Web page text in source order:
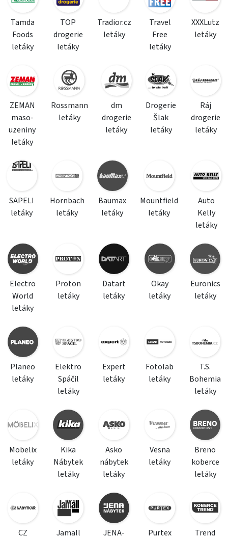
Tamda
Foods
letáky
TOP
drogerie
letáky
Tradior.cz
letáky
Travel
Free
letáky
XXXLutz
letáky
ZEMAN
maso-
uzeniny
letáky
Rossmann
letáky
dm
drogerie
letáky
Drogerie
Šlak
letáky
Ráj
drogerie
letáky
SAPELI
letáky
Hornbach
letáky
Baumax
letáky
Mountfield
letáky
Auto
Kelly
letáky
Electro
World
letáky
Proton
letáky
Datart
letáky
Okay
letáky
Euronics
letáky
Planeo
letáky
Elektro
Spáčil
letáky
Expert
letáky
Fotolab
letáky
T.S.
Bohemia
letáky
Mobelix
letáky
Kika
Nábytek
letáky
Asko
nábytek
letáky
Vesna
letáky
Breno
koberce
letáky
CZ
Jamall
JENA-
Purtex
Trend